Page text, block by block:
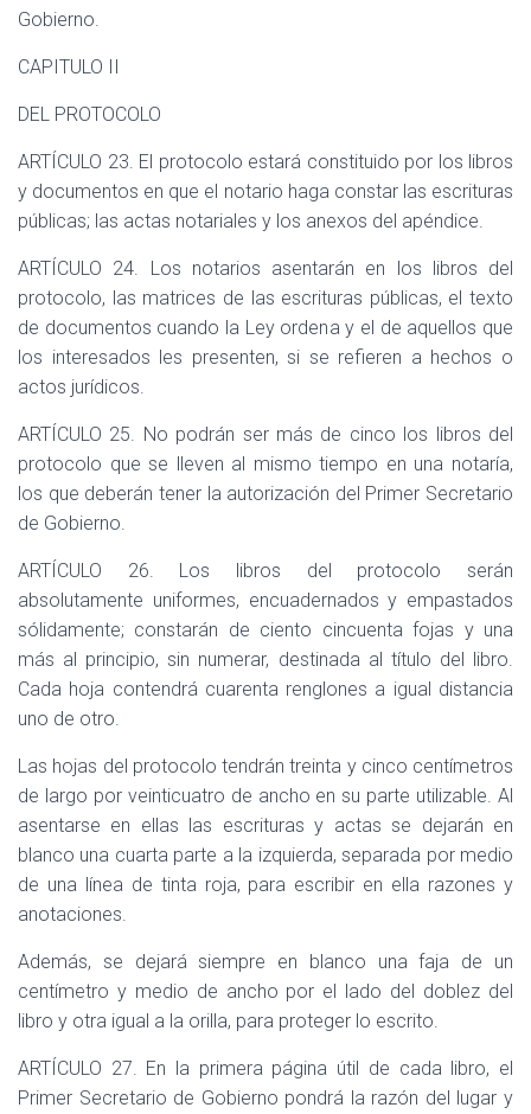
Gobierno.
CAPITULO II
DEL PROTOCOLO
ARTÍCULO 23. El protocolo estará constituido por los libros
y documentos en que el notario haga constar las escrituras
públicas; las actas notariales y los anexos del apéndice.
ARTÍCULO 24. Los notarios asentarán en los libros del
protocolo, las matrices de las escrituras públicas, el texto
de documentos cuando la Ley ordena y el de aquellos que
los interesados les presenten, si se refieren a hechos o
actos jurídicos.
ARTÍCULO 25. No podrán ser más de cinco los libros del
protocolo que se lleven al mismo tiempo en una notaría,
los que deberán tener la autorización del Primer Secretario
de Gobierno.
ARTÍCULO 26. Los libros del protocolo serán
absolutamente uniformes, encuadernados y empastados
sólidamente; constarán de ciento cincuenta fojas y una
más al principio, sin numerar, destinada al título del libro.
Cada hoja contendrá cuarenta renglones a igual distancia
uno de otro.
Las hojas del protocolo tendrán treinta y cinco centímetros
de largo por veinticuatro de ancho en su parte utilizable. Al
asentarse en ellas las escrituras y actas se dejarán en
blanco una cuarta parte a la izquierda, separada por medio
de una línea de tinta roja, para escribir en ella razones y
anotaciones.
Además, se dejará siempre en blanco una faja de un
centímetro y medio de ancho por el lado del doblez del
libro y otra igual a la orilla, para proteger lo escrito.
ARTÍCULO 27. En la primera página útil de cada libro, el
Primer Secretario de Gobierno pondrá la razón del lugar y